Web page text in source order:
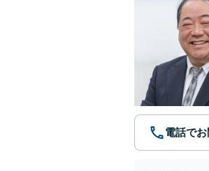
電話で